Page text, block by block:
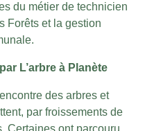
du métier de technicien
Forêts et la gestion
L’arbre à Planète
des arbres et
par froissements de